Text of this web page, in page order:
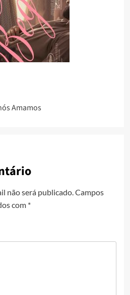
Amamos
não será publicado. Campos
com *